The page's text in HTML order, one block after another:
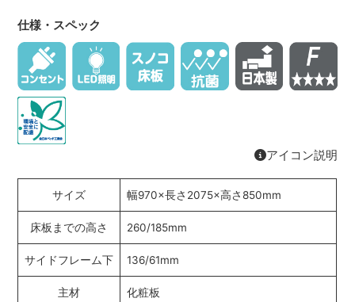
仕様・スペック
アイコン説明
サイズ 幅970×長さ2075×高さ850mm
床板までの高さ 260/185mm
サイドフレーム下 136/61mm
主材 化粧板